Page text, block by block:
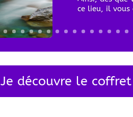
ce lieu, il vous
Je découvre le coffret